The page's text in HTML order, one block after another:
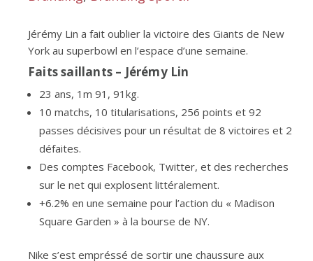
Jérémy Lin a fait oublier la victoire des Giants de New
York au superbowl en l’espace d’une semaine.
Faits saillants – Jérémy Lin
23 ans, 1m 91, 91kg.
10 matchs, 10 titularisations, 256 points et 92
passes décisives pour un résultat de 8 victoires et 2
défaites.
Des comptes Facebook, Twitter, et des recherches
sur le net qui explosent littéralement.
+6.2% en une semaine pour l’action du « Madison
Square Garden » à la bourse de NY.
Nike s’est empréssé de sortir une chaussure aux